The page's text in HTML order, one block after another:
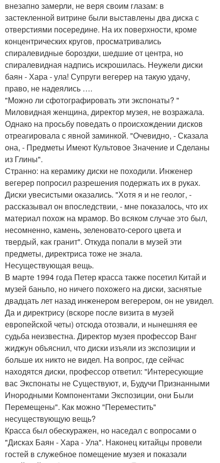
внезапно замерли, не веря своим глазам: в
застекленной витрине были выставлены два диска с
отверстиями посередине. На их поверхности, кроме
концентрических кругов, просматривались
спиралевидные бороздки, шедшие от центра, но
спиралевидная надпись искрошилась. Неужели диски
баян - Хара - ула! Супруги вегерер на такую удачу,
право, не надеялись ….
"Можно ли сфотографировать эти экспонаты? "
Миловидная женщина, директор музея, не возражала.
Однако на просьбу поведать о происхождении дисков
отреагировала с явной заминкой. "Очевидно, - Сказала
она, - Предметы Имеют Культовое Значение и Сделаны
из Глины".
Странно: на керамику диски не походили. Инженер
вегерер попросил разрешения подержать их в руках.
Диски увесистыми оказались. "Хотя я и не геолог, -
рассказывал он впоследствии, - мне показалось, что их
материал похож на мрамор. Во всяком случае это был,
несомненно, камень, зеленовато-серого цвета и
твердый, как гранит". Откуда попали в музей эти
предметы, директриса тоже не знала.
Несуществующая вещь.
В марте 1994 года Петер красса также посетил Китай и
музей баньпо, но ничего похожего на диски, заснятые
двадцать лет назад инженером вегерером, он не увидел.
Да и директрису (вскоре после визита в музей
европейской четы) отсюда отозвали, и нынешняя ее
судьба неизвестна. Директор музея профессор Ванг
жиджун объяснил, что диски изъяли из экспозиции и
больше их никто не видел. На вопрос, где сейчас
находятся диски, профессор ответил: "Интересующие
вас Экспонаты не Существуют, и, Будучи Признанными
Инородными Компонентами Экспозиции, они Были
Перемещены". Как можно "Переместить"
несуществующую вещь?
Красса был обескуражен, но наседал с вопросами о
"Дисках Баян - Хара - Ула". Наконец китайцы провели
гостей в служебное помещение музея и показали